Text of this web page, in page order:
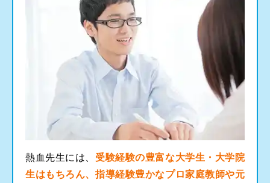
熱血先生には、 受験経験の豊富な大学生・大学院
生はもちろん、指導経験豊かなプロ家庭教師や元